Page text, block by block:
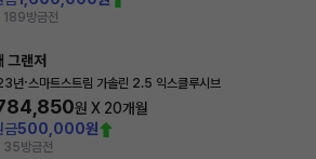
189방금전
그랜저
년·스마트스트림 가솔린 2.5 익스클루시브
원 X 20개월
금500,000원
35방금전